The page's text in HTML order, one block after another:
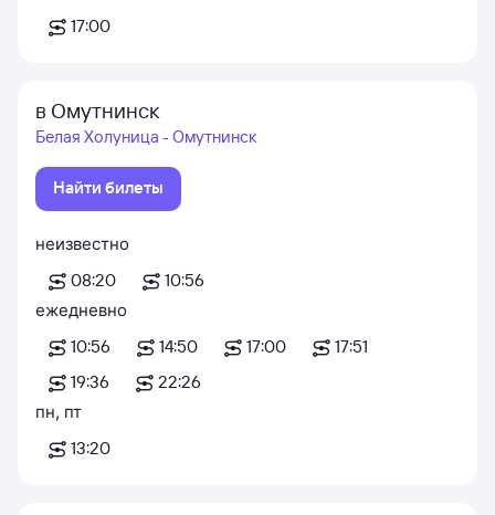
17:00
в Омутнинск
Белая Холуница - Омутнинск
Найти билеты
неизвестно
08:20
10:56
ежедневно
10:56
14:50 17:00
17:51
19:36
22:26
пн, пт
13:20